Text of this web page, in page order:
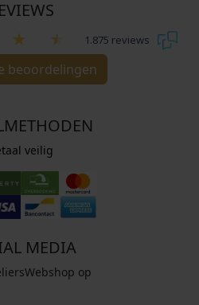
1.875 reviews
beoordelingen
veilig
MEDIA
op